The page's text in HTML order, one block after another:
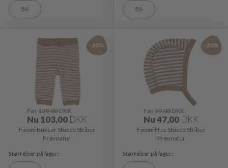
56 56
-20%
Før129,00DKK
Nu 103,00 DKK
Fixoni Bukser Stucco Striber
Præmatur
-20%
Før59,00 DKK
Nu47,00 DKK
Fixoni Hue Stucco Striber
Præmatur